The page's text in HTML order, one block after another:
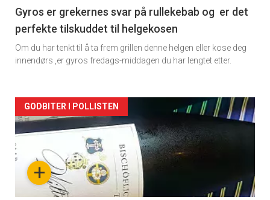
2
Gyros er grekernes svar på rullekebab og er det
perfekte tilskuddet til helgekosen
Om du har tenkt til å ta frem grillen denne helgen eller kose deg
innendørs ,er gyros fredags-middagen du har lengtet etter.
Forsiden
akkurat
nå+
GODBITER I POLLISTEN